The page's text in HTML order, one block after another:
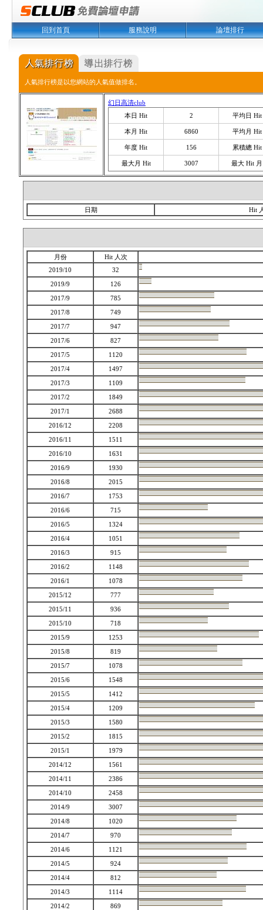
回到首頁 服務說明 論壇排行
人氣排行榜是以您網站的人氣值做排名。
幻日高清club
本日 Hit
2 平均日 Hit
本月 Hit 6860 平均月 Hit
年度 Hit 156 累積總 Hit
最大月 Hit 3007 最大 Hit 月
日期 Hit
月份
Hit 人次
2019/10
32
2019/9
126
2017/9
785
2017/8
749
2017/7
947
2017/6
827
2017/5
1120
2017/4
1497
2017/3
1109
2017/2
1849
2017/1
2688
2016/12
2208
2016/11
1511
2016/10
1631
2016/9
1930
2016/8
2015
2016/7
1753
2016/6
715
2016/5
1324
2016/4
1051
2016/3
915
2016/2
1148
2016/1
1078
2015/12
777
2015/11
936
2015/10
718
2015/9
1253
2015/8
819
2015/7
1078
2015/6
1548
2015/5
1412
2015/4
1209
2015/3
1580
2015/2
1815
2015/1
1979
2014/12
1561
2014/11
2386
2014/10
2458
2014/9
3007
2014/8
1020
2014/7
970
2014/6
1121
2014/5
924
2014/4
812
2014/3
1114
2014/2
869